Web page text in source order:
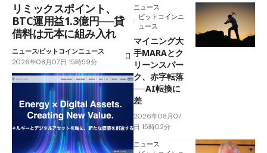
リミックスポイント、
BTC運用益1.3億円──貸
借料は元本に組み入れ
ニュースビットコインニュース
2026年08月07日 15時59分
ニュース
ビットコインニ
ュース
マイニング大
手MARAとク
リーンスパー
ク、赤字転落
──AI転換に
差
2026年08月07
日 15時02分
ニュース